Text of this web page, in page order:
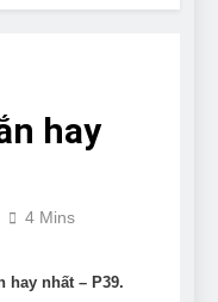
It!
to What
can’t) Eat
It
hay
4 Mins
nhất – P39.